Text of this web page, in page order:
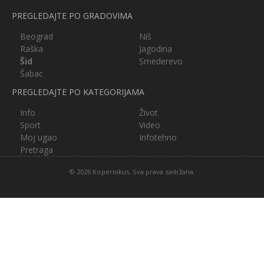
PREGLEDAJTE PO GRADOVIMA
Beograd
Niš
Raška
Jagodina
Šid
Smederevo
Šabac
PREGLEDAJTE PO KATEGORIJAMA
Info
Život
Sport
Video
Moj ugao
Infotehno
Pretraga
© 2026 Kopernikus. Sva prava zadržana.